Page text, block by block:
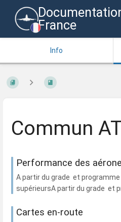
France
Info
Commun
Performance des
A partir du grade et
supérieursA partir du grade et
Cartes en-route